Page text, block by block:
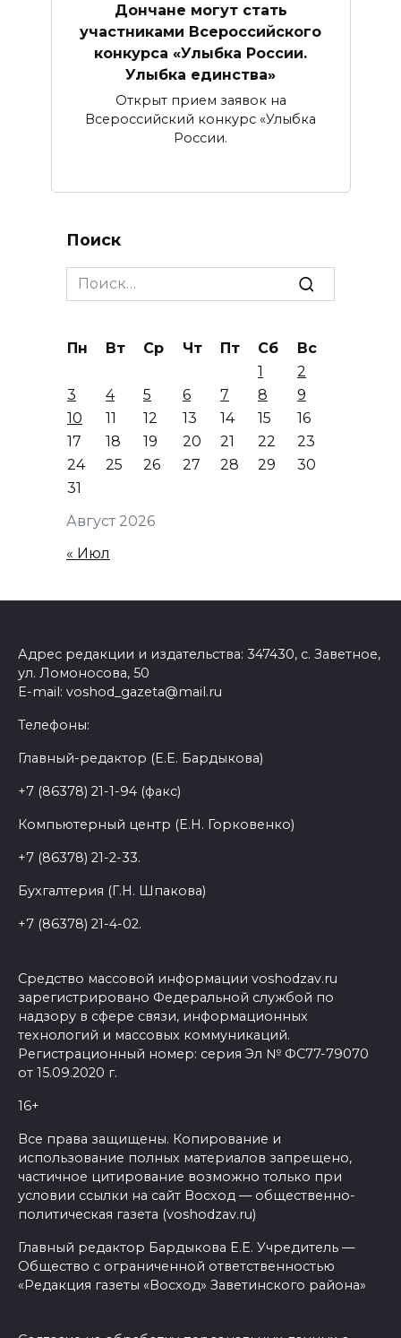
Дончане могут стать
участниками Всероссийского
конкурса «Улыбка России.
Улыбка единства»
Открыт прием заявок на
Всероссийский конкурс «Улыбка
России.
Поиск
Search
for:
Август 2026
Пн Вт Ср Чт Пт Сб
Вс
1
2
3
4 5 6 7 8
9
10
11 12 13 14 15
16
17
18 19 20 21 22
23
24
25 26 27 28 29
30
31
« Июл
Адрес редакции и издательства: 347430, с. Заветное,
ул. Ломоносова, 50
E-mail: voshod_gazeta@mail.ru
Телефоны:
Главный-редактор (Е.Е. Бардыкова)
+7 (86378) 21-1-94 (факс)
Компьютерный центр (Е.Н. Горковенко)
+7 (86378) 21-2-33.
Бухгалтерия (Г.Н. Шпакова)
+7 (86378) 21-4-02.
Средство массовой информации voshodzav.ru
зарегистрировано Федеральной службой по
надзору в сфере связи, информационных
технологий и массовых коммуникаций.
Регистрационный номер: серия Эл № ФС77-79070
от 15.09.2020 г.
16+
Все права защищены. Копирование и
использование полных материалов запрещено,
частичное цитирование возможно только при
условии ссылки на сайт Восход — общественно-
политическая газета (voshodzav.ru)
Главный редактор Бардыкова Е.Е. Учредитель —
Общество с ограниченной ответственностью
«Редакция газеты «Восход» Заветинского района»